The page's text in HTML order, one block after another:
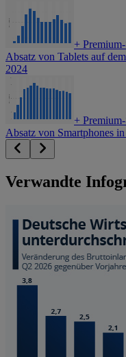
+
Absatz von Tablets auf
2024
+
Absatz von Smartphones
Verwandte